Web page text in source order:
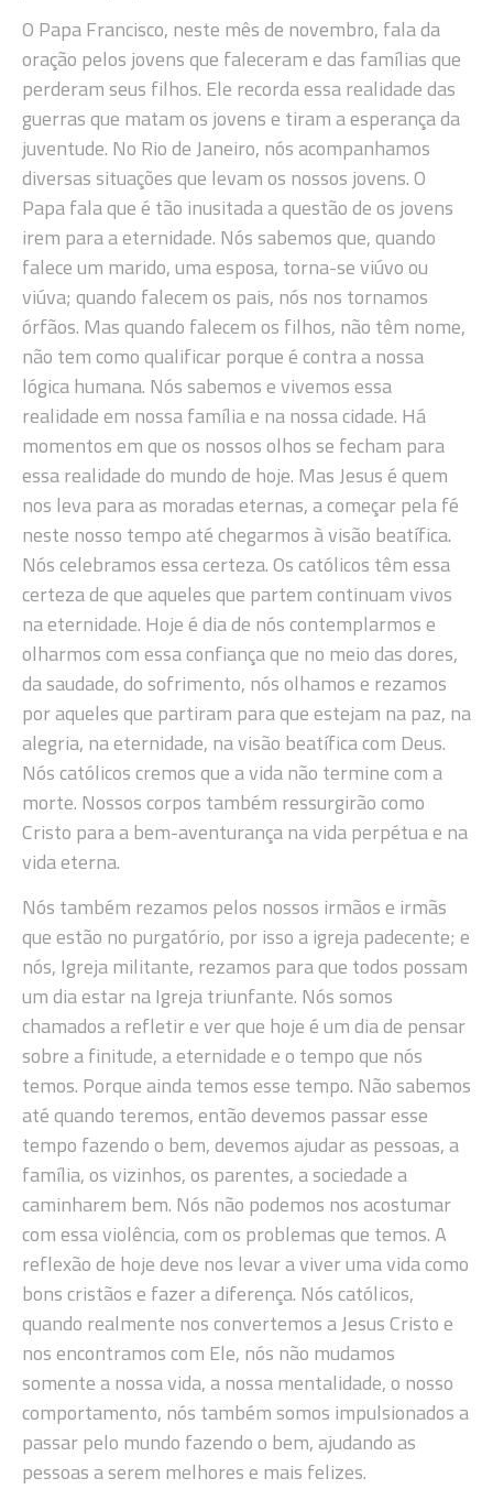
O Papa Francisco, neste mês de novembro, fala da
oração pelos jovens que faleceram e das famílias que
perderam seus filhos. Ele recorda essa realidade das
guerras que matam os jovens e tiram a esperança da
juventude. No Rio de Janeiro, nós acompanhamos
diversas situações que levam os nossos jovens. O
Papa fala que é tão inusitada a questão de os jovens
irem para a eternidade. Nós sabemos que, quando
falece um marido, uma esposa, torna-se viúvo ou
viúva; quando falecem os pais, nós nos tornamos
órfãos. Mas quando falecem os filhos, não têm nome,
não tem como qualificar porque é contra a nossa
lógica humana. Nós sabemos e vivemos essa
realidade em nossa família e na nossa cidade. Há
momentos em que os nossos olhos se fecham para
essa realidade do mundo de hoje. Mas Jesus é quem
nos leva para as moradas eternas, a começar pela fé
neste nosso tempo até chegarmos à visão beatífica.
Nós celebramos essa certeza. Os católicos têm essa
certeza de que aqueles que partem continuam vivos
na eternidade. Hoje é dia de nós contemplarmos e
olharmos com essa confiança que no meio das dores,
da saudade, do sofrimento, nós olhamos e rezamos
por aqueles que partiram para que estejam na paz, na
alegria, na eternidade, na visão beatífica com Deus.
Nós católicos cremos que a vida não termine com a
morte. Nossos corpos também ressurgirão como
Cristo para a bem-aventurança na vida perpétua e na
vida eterna.
Nós também rezamos pelos nossos irmãos e irmãs
que estão no purgatório, por isso a igreja padecente; e
nós, Igreja militante, rezamos para que todos possam
um dia estar na Igreja triunfante. Nós somos
chamados a refletir e ver que hoje é um dia de pensar
sobre a finitude, a eternidade e o tempo que nós
temos. Porque ainda temos esse tempo. Não sabemos
até quando teremos, então devemos passar esse
tempo fazendo o bem, devemos ajudar as pessoas, a
família, os vizinhos, os parentes, a sociedade a
caminharem bem. Nós não podemos nos acostumar
com essa violência, com os problemas que temos. A
reflexão de hoje deve nos levar a viver uma vida como
bons cristãos e fazer a diferença. Nós católicos,
quando realmente nos convertemos a Jesus Cristo e
nos encontramos com Ele, nós não mudamos
somente a nossa vida, a nossa mentalidade, o nosso
comportamento, nós também somos impulsionados a
passar pelo mundo fazendo o bem, ajudando as
pessoas a serem melhores e mais felizes.